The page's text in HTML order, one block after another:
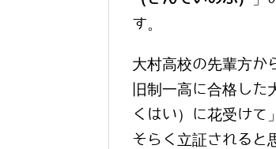
す。
大村高校の先輩方か
旧制一高に合格し
くはい）に花受けて
そらく立証されると